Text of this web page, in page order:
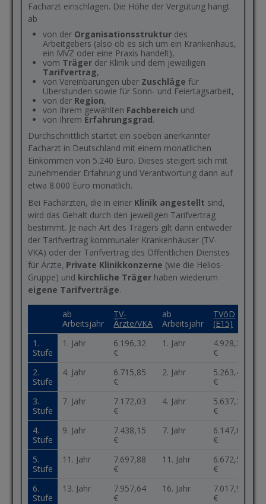
Facharzt einschlagen. Die Höhe der Vergütung hängt
ab
von der Organisationsstruktur des
Arbeitgebers (also ob es sich um ein Krankenhaus,
ein MVZ oder eine Praxis handelt),
vom Träger der Klinik und dem jeweiligen
Tarifvertrag,
von Vereinbarungen über Zuschläge für
Überstunden sowie für Sonn- und Feiertagsarbeit,
von der Region,
von Ihrem gewählten Fachbereich und
von Ihrem Erfahrungsgrad.
Durchschnittlich startet ein soeben anerkannter
Facharzt in Deutschland mit einem monatlichen
Einkommen von 5.240 Euro. Dieses steigert sich mit
zunehmender Erfahrung und Verantwortung dann auf
etwa 8.000 Euro monatlich.
Bei Fachärzten, die in einer Klinik angestellt sind,
wird das Gehalt durch den jeweiligen Tarifvertrag
bestimmt. Je nach Art des Trägers gilt dann entweder
der Tarifvertrag kommunaler Krankenhäuser (TV-
VKA) oder der Tarifvertrag des Öffentlichen Dienstes
für Ärzte. Private Klinikkonzerne (wie die Helios-
Gruppe) und kirchliche Träger haben wiederum
eigene Tarifverträge.
ab
Arbeitsjahr
TV-
Ärzte/VKA
ab
Arbeitsjahr
TVöD
(E15)
1.
Stufe
1. Jahr
6.196,32
€
1. Jahr
4.928,35
€
2.
Stufe
4. Jahr
6.715,85
€
2. Jahr
5.263,48
€
3.
Stufe
7. Jahr
7.172,03
€
4. Jahr
5.637,30
€
4.
Stufe
9. Jahr
7.438,15
€
7. Jahr
6.147,62
€
5.
Stufe
11. Jahr
7.697,88
€
11. Jahr
6.672,58
€
6.
Stufe
13. Jahr
7.957,64
€
16. Jahr
7.017,95
€